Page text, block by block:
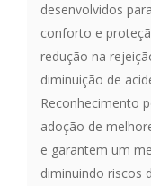
desenvolvidos
conforto e
redução na
diminuição de
Reconhecimento
adoção de
e garantem um
diminuindo riscos